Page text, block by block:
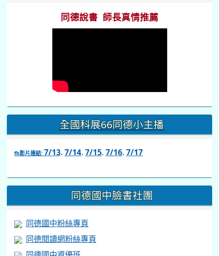
同德說書 師長真情推薦
全國科展66同德小主播
fb影片連結: 7/13. 7/14. 7/15. 7/16. 7/17
to
https://www.facebook.com/share/v/1BsLSkstia/
同德國中臉書社團
同德國中粉絲專頁
同德閱讀網粉絲專頁